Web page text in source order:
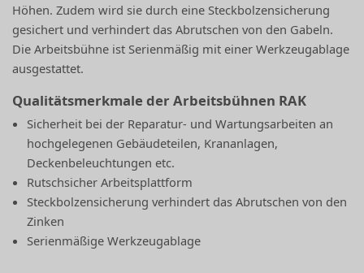
Höhen. Zudem wird sie durch eine Steckbolzensicherung
gesichert und verhindert das Abrutschen von den Gabeln.
Die Arbeitsbühne ist Serienmäßig mit einer Werkzeugablage
ausgestattet.
Qualitätsmerkmale der Arbeitsbühnen RAK
Sicherheit bei der Reparatur- und Wartungsarbeiten an
hochgelegenen Gebäudeteilen, Krananlagen,
Deckenbeleuchtungen etc.
Rutschsicher Arbeitsplattform
Steckbolzensicherung verhindert das Abrutschen von den
Zinken
Serienmäßige Werkzeugablage